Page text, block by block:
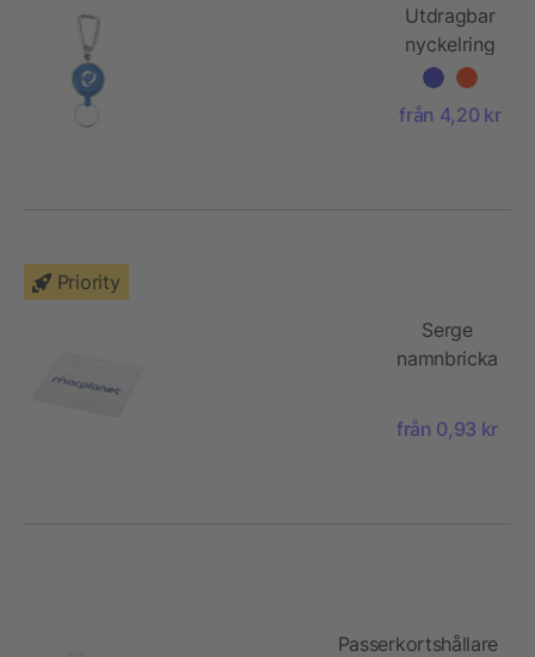
Utdragbar
nyckelring
från 4,20 kr
Priority
Serge
namnbricka
från 0,93 kr
Passerkortshållare